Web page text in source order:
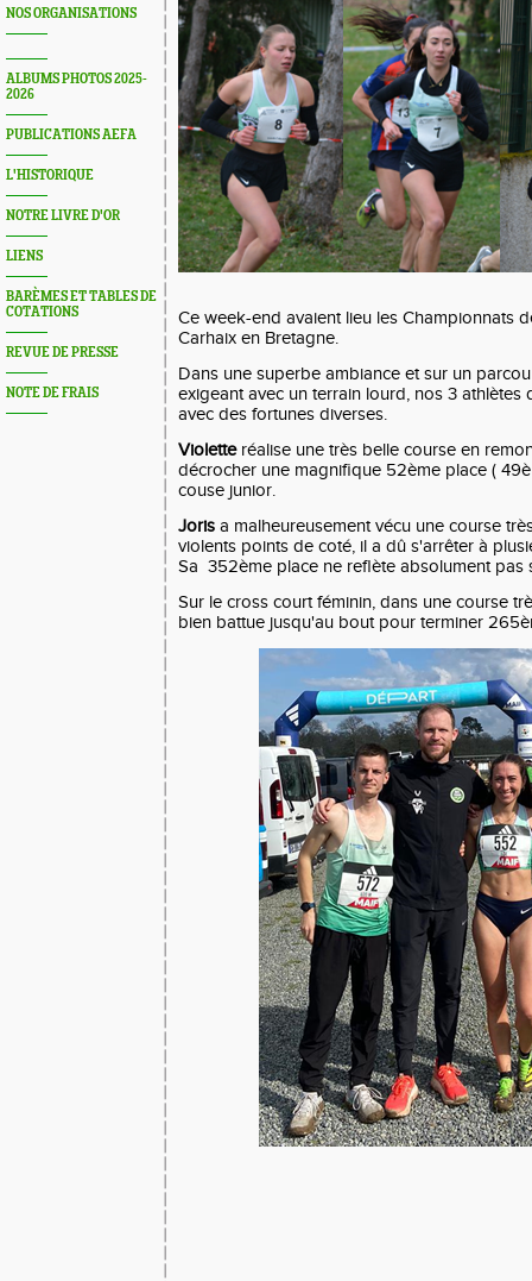
NOS ORGANISATIONS
ALBUMS PHOTOS 2025-
2026
PUBLICATIONS AEFA
L'HISTORIQUE
NOTRE LIVRE D'OR
LIENS
BARÈMES ET TABLES DE
COTATIONS
REVUE DE PRESSE
NOTE DE FRAIS
Ce week-end avaient lieu les Championnats
Carhaix en Bretagne.
Dans une superbe ambiance et sur un
exigeant avec un terrain lourd, nos 3
avec des fortunes diverses.
Violetteréalise une très belle course en
décrocher une magnifique 52ème place (
couse junior.
Joris a malheureusement vécu une course
violents points de coté, il a dû s'arrêter à
Sa 352ème place ne reflète absolument pas
Sur le cross court féminin, dans une course
bien battue jusqu'au bout pour terminer